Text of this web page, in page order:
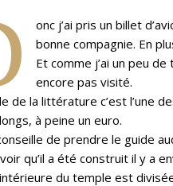
onc j’ai pris un billet
bonne compagnie. En
Et comme j’ai un peu
encore pas visité.
de la littérature c’est l’une
à peine un euro.
de prendre le guide
qu’il a été construit il y a
du temple est